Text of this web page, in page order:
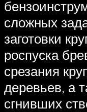
сложных
заготовки
роспуска
срезания
деревьев, а
сгнивших